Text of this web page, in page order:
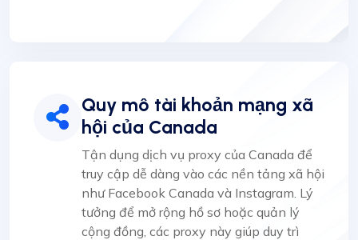
Quy mô tài khoản mạng xã
hội của Canada
Tận dụng dịch vụ proxy của Canada để
truy cập dễ dàng vào các nền tảng xã hội
như Facebook Canada và Instagram. Lý
tưởng để mở rộng hồ sơ hoặc quản lý
cộng đồng, các proxy này giúp duy trì